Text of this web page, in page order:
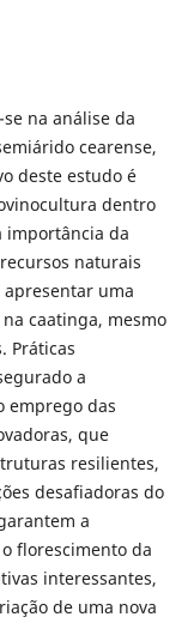
na análise da
cearense,
deste estudo é
dentro
importância da
naturais
uma
caatinga, mesmo
Práticas
a
emprego das
que
resilientes,
desafiadoras do
a
florescimento da
interessantes,
de uma nova